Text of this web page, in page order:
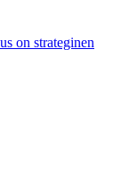
on strateginen